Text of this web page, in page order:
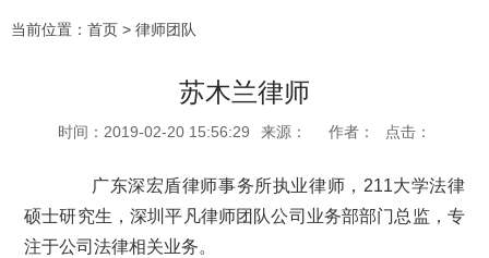
当前位置： 首页 > 律师团队
苏木兰律师
时间：2019-02-20 15:56:29 来源： 作者： 点击：
广东深宏盾律师事务所执业律师，211大学法律
硕士研究生，深圳平凡律师团队公司业务部部门总监，专
注于公司法律相关业务。